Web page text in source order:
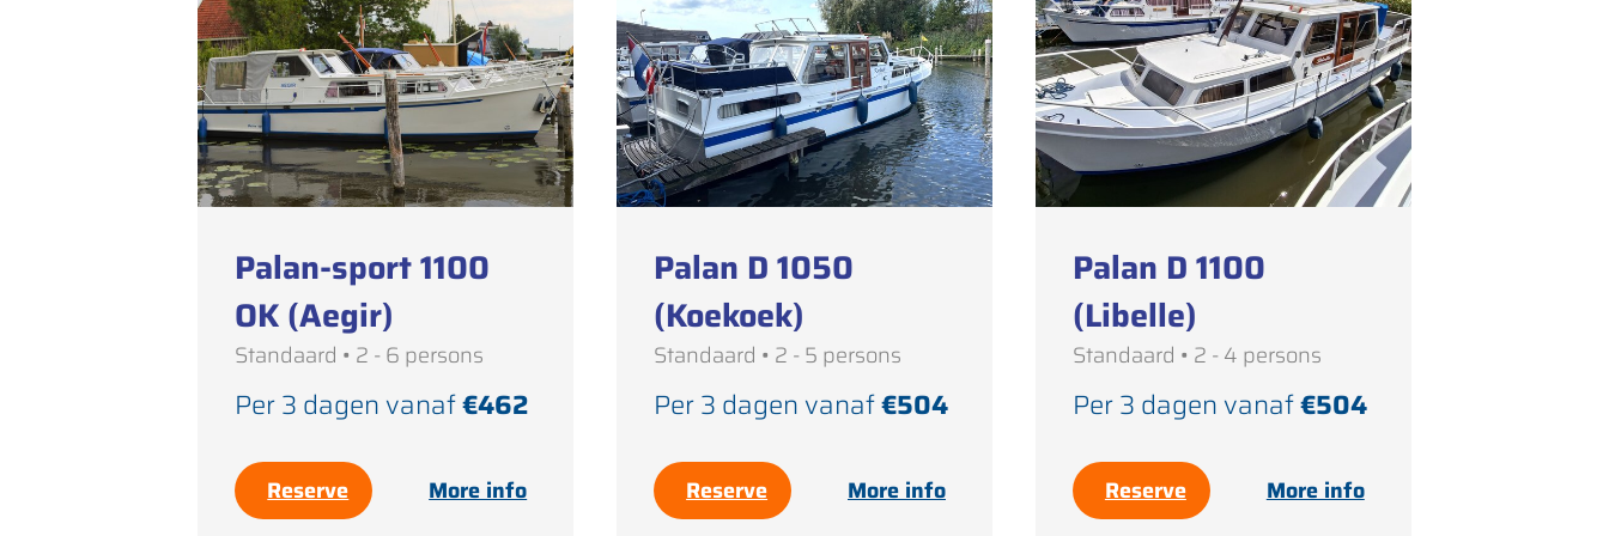
Palan-sport 1100
OK (Aegir)
Standaard • 2 - 6 persons
Per 3 dagen vanaf€462
Reserve More info
Palan D 1050
(Koekoek)
Standaard • 2 - 5 persons
Per 3 dagen vanaf€504
Reserve More info
Palan D 1100
(Libelle)
Standaard • 2 - 4 persons
Per 3 dagen vanaf€504
Reserve More info